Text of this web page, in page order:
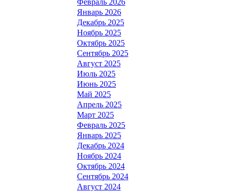
Февраль 2026
Январь 2026
Декабрь 2025
Ноябрь 2025
Октябрь 2025
Сентябрь 2025
Август 2025
Июль 2025
Июнь 2025
Май 2025
Апрель 2025
Март 2025
Февраль 2025
Январь 2025
Декабрь 2024
Ноябрь 2024
Октябрь 2024
Сентябрь 2024
Август 2024